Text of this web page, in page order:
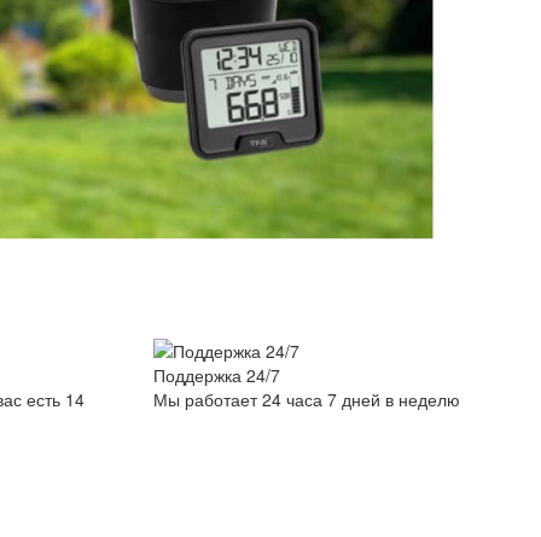
есть 14
Поддержка 24/7
Мы работает 24 часа 7 дней в неделю